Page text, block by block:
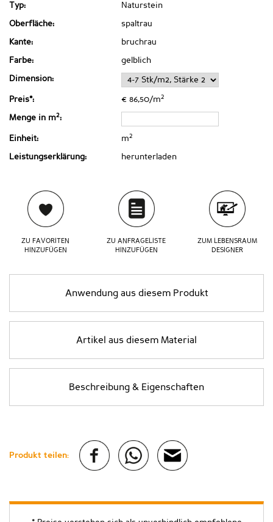
Typ: Naturstein
Oberfläche: spaltrau
Kante: bruchrau
Farbe: gelblich
Dimension:
Preis*: € 86,50/m2
Menge in m2:
Einheit: m2
Leistungserklärung: herunterladen
ZU FAVORITEN
HINZUFÜGEN
ZU ANFRAGELISTE
HINZUFÜGEN
ZUM LEBENSRAUM
DESIGNER
Anwendung aus diesem Produkt
Artikel aus diesem Material
Beschreibung & Eigenschaften
Produkt teilen: